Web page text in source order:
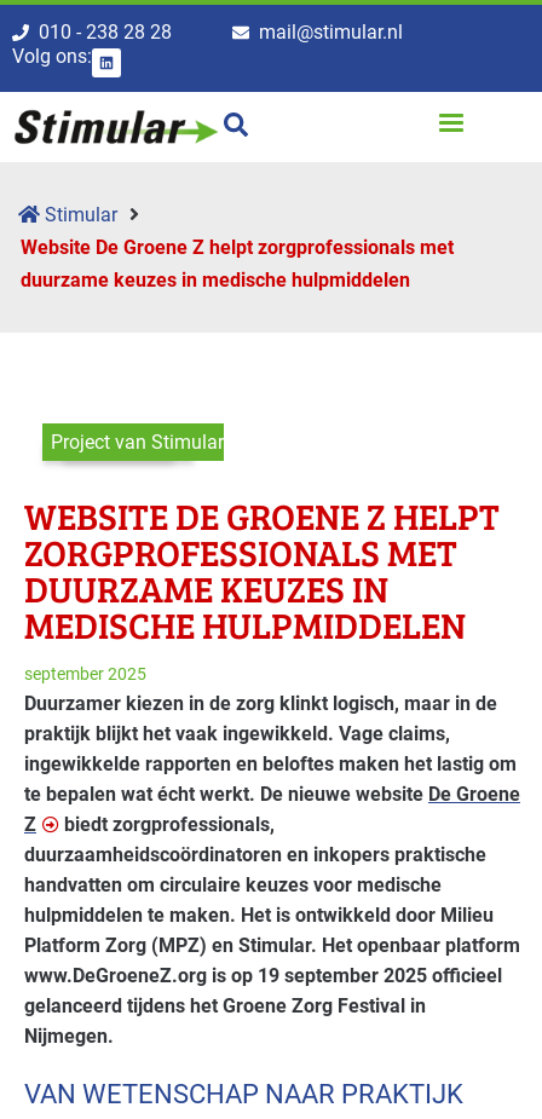
010 - 238 28 28
mail@stimular.nl
Volg ons:
Stimular
Website De Groene Z helpt zorg­professionals met
duurzame keuzes in medische hulpmiddelen
Project van Stimular
WEBSITE DE GROENE Z HELPT
ZORG­PROFESSIONALS MET
DUURZAME KEUZES IN
MEDISCHE HULPMIDDELEN
september 2025
Duurzamer kiezen in de zorg klinkt logisch, maar in de
praktijk blijkt het vaak ingewikkeld. Vage claims,
ingewikkelde rapporten en beloftes maken het lastig om
te bepalen wat écht werkt. De nieuwe website De Groene
Z
biedt zorgprofessionals,
duurzaamheidscoördinatoren en inkopers praktische
handvatten om circulaire keuzes voor medische
hulpmiddelen te maken. Het is ontwikkeld door Milieu
Platform Zorg (MPZ) en Stimular. Het openbaar platform
www.DeGroeneZ.org is op 19 september 2025 officieel
gelanceerd tijdens het Groene Zorg Festival in
Nijmegen.
VAN WETENSCHAP NAAR PRAKTIJK